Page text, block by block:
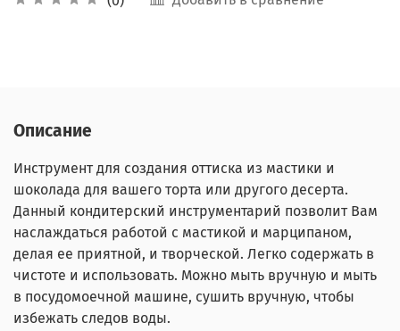
Описание
Инструмент для создания оттиска из мастики и
шоколада для вашего торта или другого десерта.
Данный кондитерский инструментарий позволит Вам
наслаждаться работой с мастикой и марципаном,
делая ее приятной, и творческой. Легко содержать в
чистоте и использовать. Можно мыть вручную и мыть
в посудомоечной машине, сушить вручную, чтобы
избежать следов воды.